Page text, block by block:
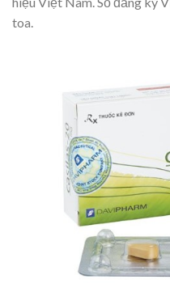
toa.